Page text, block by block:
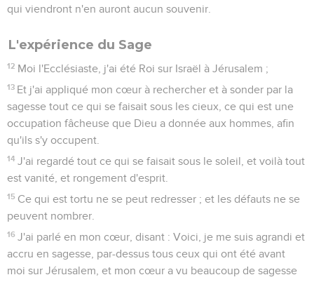
qui viendront n'en auront aucun souvenir.
L'expérience du Sage
12 Moi l'Ecclésiaste, j'ai été Roi sur Israël à Jérusalem ;
13 Et j'ai appliqué mon cœur à rechercher et à sonder par la
sagesse tout ce qui se faisait sous les cieux, ce qui est une
occupation fâcheuse que Dieu a donnée aux hommes, afin
qu'ils s'y occupent.
14 J'ai regardé tout ce qui se faisait sous le soleil, et voilà tout
est vanité, et rongement d'esprit.
15 Ce qui est tortu ne se peut redresser ; et les défauts ne se
peuvent nombrer.
16 J'ai parlé en mon cœur, disant : Voici, je me suis agrandi et
accru en sagesse, par-dessus tous ceux qui ont été avant
moi sur Jérusalem, et mon cœur a vu beaucoup de sagesse